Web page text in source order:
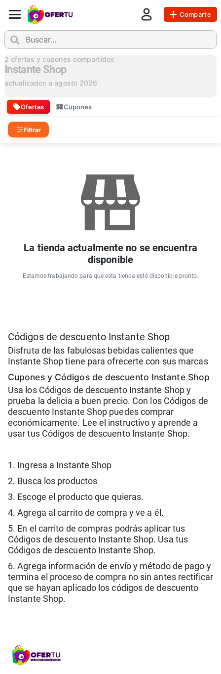
Comparte
2 ofertas y cupones compartidos
Instante Shop
actualizados a agosto 2026
Ofertas Cupones
Filtrar
La tienda actualmente no se encuentra
disponible
Estamos trabajando para que esta tienda esté disponible pronto.
Códigos de descuento Instante Shop
Disfruta de las fabulosas bebidas calientes que
Instante Shop tiene para ofrecerte con sus marcas
Cupones y Códigos de descuento Instante Shop
Usa los Códigos de descuento Instante Shop y
prueba la delicia a buen precio. Con los Códigos de
descuento Instante Shop puedes comprar
económicamente. Lee el instructivo y aprende a
usar tus Códigos de descuento Instante Shop.
1. Ingresa a Instante Shop
2. Busca los productos
3. Escoge el producto que quieras.
4. Agrega al carrito de compra y ve a él.
5. En el carrito de compras podrás aplicar tus
Códigos de descuento Instante Shop. Usa tus
Códigos de descuento Instante Shop.
6. Agrega información de envío y método de pago y
termina el proceso de compra no sin antes rectificar
que se hayan aplicado los códigos de descuento
Instante Shop.